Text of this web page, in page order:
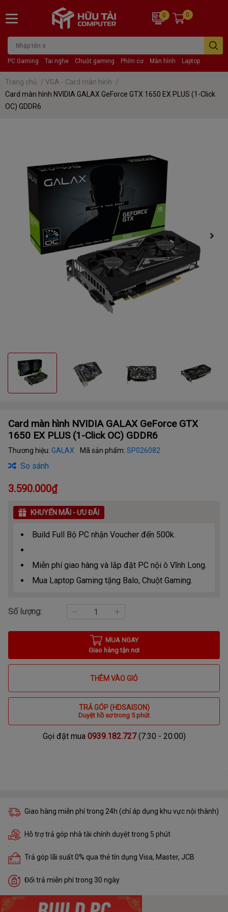
PC Gaming Tai nghe Chuột gaming Phím cơ Màn hình Laptop
0 0
Trang chủ / VGA - Card màn hình /
Card màn hình NVIDIA GALAX GeForce GTX 1650 EX PLUS (1-Click
OC) GDDR6
Card màn hình NVIDIA GALAX GeForce GTX
1650 EX PLUS (1-Click OC) GDDR6
Thương hiệu: GALAX Mã sản phẩm: SP026082
So sánh
3.590.000₫
KHUYẾN MÃI - ƯU ĐÃI
Build Full Bộ PC nhận Voucher đến 500k.
Miễn phí giao hàng và lắp đặt PC nội ô Vĩnh Long.
Mua Laptop Gaming tặng Balo, Chuột Gaming.
Số lượng:
MUA NGAY
Giao hàng tận nơi
THÊM VÀO GIỎ
TRẢ GÓP (HDSAISON)
Duyệt hồ sơ trong 5 phút
Gọi đặt mua 0939.182.727(7:30 - 20:00)
Giao hàng miễn phí trong 24h (chỉ áp dụng khu vực nội thành)
Hỗ trợ trả góp nhà tài chính duyệt trong 5 phút
Trả góp lãi suất 0% qua thẻ tín dụng Visa, Master, JCB
Đổi trả miễn phí trong 30 ngày